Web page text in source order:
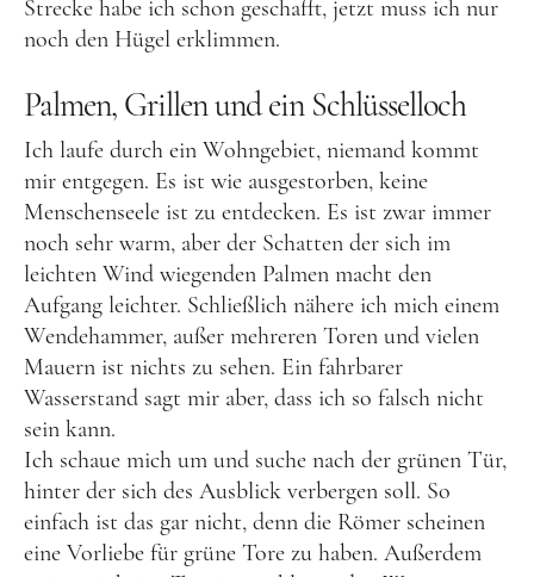
Ungarn
Südeuropa
Griechenland
Italien
Malta
Spanien
Zypern
Westeuropa
Belgien
Deutschland
Frankreich
Großbritannien
Gibraltar
Strecke habe ich schon geschafft, jetzt muss ich nur
noch den Hügel erklimmen.
Palmen, Grillen und ein Schlüsselloch
Ich laufe durch ein Wohngebiet, niemand kommt
mir entgegen. Es ist wie ausgestorben, keine
Menschenseele ist zu entdecken. Es ist zwar immer
noch sehr warm, aber der Schatten der sich im
leichten Wind wiegenden Palmen macht den
Aufgang leichter. Schließlich nähere ich mich einem
Wendehammer, außer mehreren Toren und vielen
Mauern ist nichts zu sehen. Ein fahrbarer
Wasserstand sagt mir aber, dass ich so falsch nicht
sein kann.
Ich schaue mich um und suche nach der grünen Tür,
hinter der sich des Ausblick verbergen soll. So
einfach ist das gar nicht, denn die Römer scheinen
eine Vorliebe für grüne Tore zu haben. Außerdem